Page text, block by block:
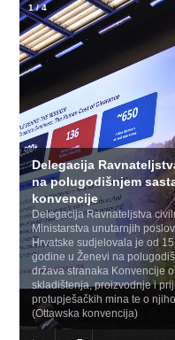
Delegacija
na polugodišnjem
konvencije
Delegacija Ravnateljstva
Ministarstva unutarnjih
Hrvatske sudjelovala je od
godine u Ženevi na
država stranaka Konvencije
skladištenja, proizvodnje i
protupješačkih mina te o
(Ottawska konvencija)
1/4